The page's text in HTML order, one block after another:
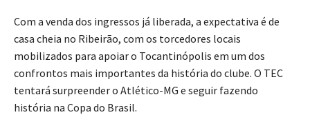
Com a venda dos ingressos já liberada, a expectativa é de
casa cheia no Ribeirão, com os torcedores locais
mobilizados para apoiar o Tocantinópolis em um dos
confrontos mais importantes da história do clube. O TEC
tentará surpreender o Atlético-MG e seguir fazendo
história na Copa do Brasil.